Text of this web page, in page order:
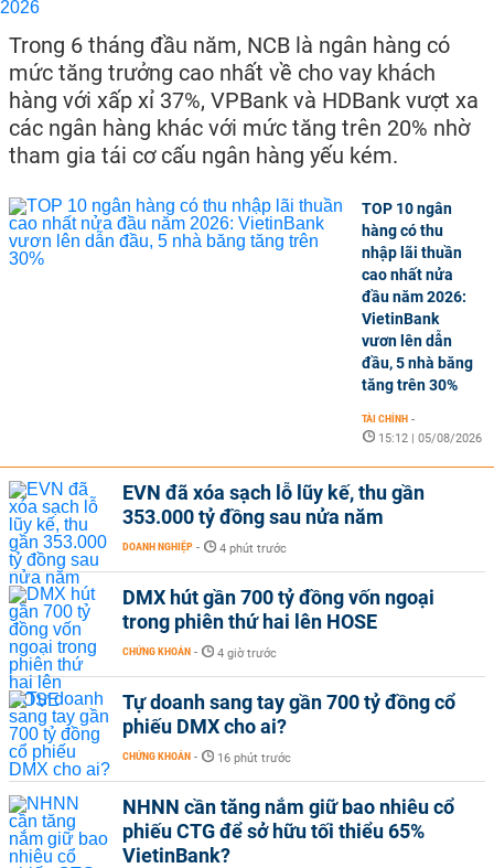
Trong 6 tháng đầu năm, NCB là ngân hàng có
mức tăng trưởng cao nhất về cho vay khách
hàng với xấp xỉ 37%, VPBank và HDBank vượt xa
các ngân hàng khác với mức tăng trên 20% nhờ
tham gia tái cơ cấu ngân hàng yếu kém.
TOP 10 ngân
hàng có thu
nhập lãi thuần
cao nhất nửa
đầu năm 2026:
VietinBank
vươn lên dẫn
đầu, 5 nhà băng
tăng trên 30%
TÀI CHÍNH -
15:12 | 05/08/2026
EVN đã xóa sạch lỗ lũy kế, thu gần
353.000 tỷ đồng sau nửa năm
DOANH NGHIỆP - 4 phút trước
DMX hút gần 700 tỷ đồng vốn ngoại
trong phiên thứ hai lên HOSE
CHỨNG KHOÁN - 4 giờ trước
Tự doanh sang tay gần 700 tỷ đồng cổ
phiếu DMX cho ai?
CHỨNG KHOÁN - 16 phút trước
NHNN cần tăng nắm giữ bao nhiêu cổ
phiếu CTG để sở hữu tối thiểu 65%
VietinBank?